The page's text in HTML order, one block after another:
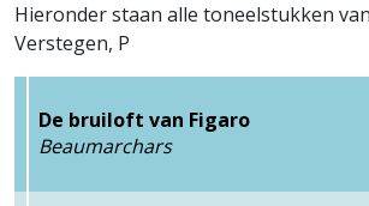
Hieronder staan alle toneelstukken
Verstegen, P
De bruiloft van Figaro
Beaumarchars